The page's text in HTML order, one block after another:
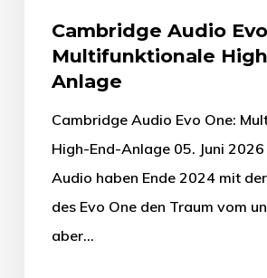
Cambridge Audio
Multifunktionale
Anlage
Cambridge Audio Evo One:
High-End-Anlage 05. Juni
Audio haben Ende 2024 mit
des Evo One den Traum vom
aber…